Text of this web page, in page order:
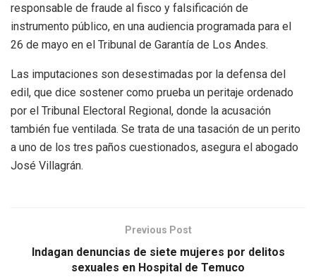
responsable de fraude al fisco y falsificación de
instrumento público, en una audiencia programada para el
26 de mayo en el Tribunal de Garantía de Los Andes.
Las imputaciones son desestimadas por la defensa del
edil, que dice sostener como prueba un peritaje ordenado
por el Tribunal Electoral Regional, donde la acusación
también fue ventilada. Se trata de una tasación de un perito
a uno de los tres paños cuestionados, asegura el abogado
José Villagrán.
Previous Post
Indagan denuncias de siete mujeres por delitos
sexuales en Hospital de Temuco